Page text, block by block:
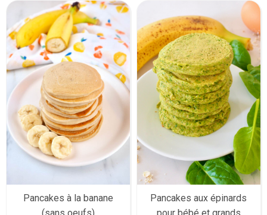
Pancakes à la banane
Pancakes aux épinards